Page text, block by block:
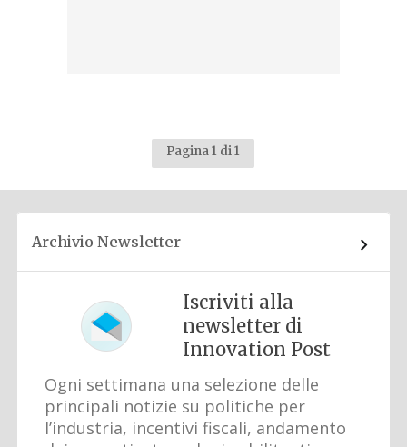
Pagina 1 di 1
Archivio Newsletter
Iscriviti alla
newsletter di
Innovation Post
Ogni settimana una selezione delle
principali notizie su politiche per
l’industria, incentivi fiscali, andamento